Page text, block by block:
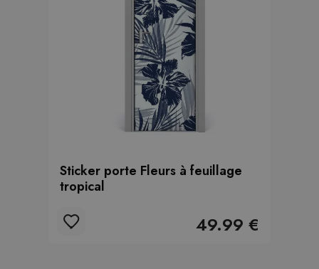
Sticker porte Fleurs à feuillage
tropical
49.99 €